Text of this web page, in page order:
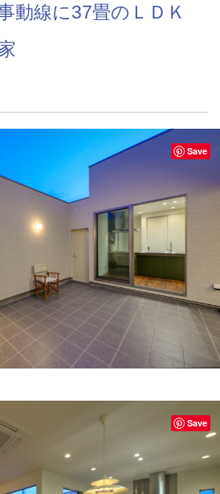
動線に37畳のＬＤＫ
Save
Save